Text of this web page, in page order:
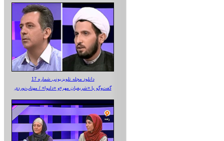
دانلود مجله تلویزیونی شماره 17
گفت‌وگو با «شریفیان مهر»‌و «دلنوا» / مهتاب‌نوردی